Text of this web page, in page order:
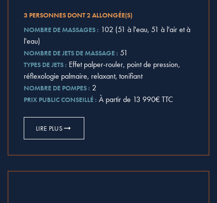
3 PERSONNES DONT 2 ALLONGÉE(S)
NOMBRE DE MASSAGES : 102 (51 à l'eau, 51 à l'air et à
l'eau)
NOMBRE DE JETS DE MASSAGE : 51
TYPES DE JETS : Effet palper-rouler, point de pression,
réflexologie palmaire, relaxant, tonifiant
NOMBRE DE POMPES : 2
PRIX PUBLIC CONSEILLÉ : À partir de 13 990€ TTC
LIRE PLUS